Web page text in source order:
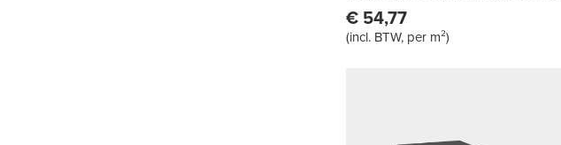
€ 54,77
(incl. BTW, per m²)